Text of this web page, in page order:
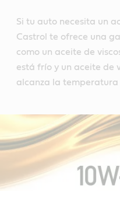
Si tu auto necesita un
Castrol te ofrece una
como un aceite de
está frío y un aceite de
alcanza la temperatura